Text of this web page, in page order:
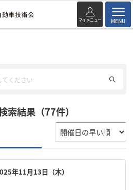
マイメニュー MENU
索結果（77件）
年11月13日（木）